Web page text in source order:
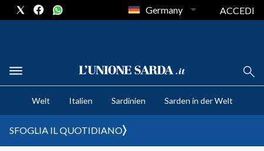
CRONACA SARDEGNA
CAGLIARI
SULCIS IGLESIENTE
Germany ACCEDI
Welt Italien Sardinien Sarden in der Welt
SFOGLIA IL QUOTIDIANO